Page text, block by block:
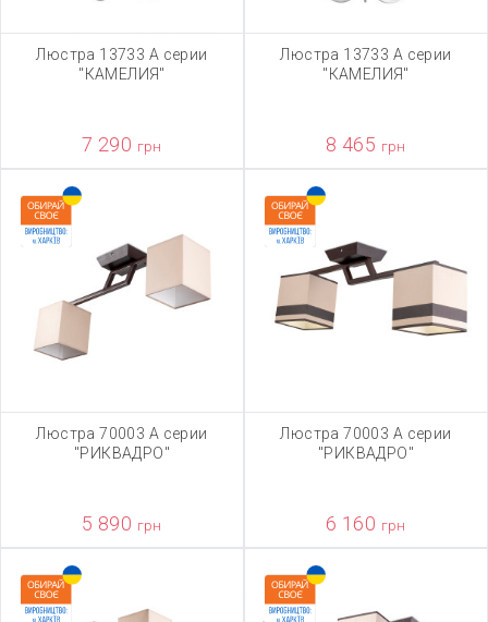
Люстра 13733 А серии
"КАМЕЛИЯ"
7 290 грн
Люстра 13733 А серии
"КАМЕЛИЯ"
8 465 грн
Люстра 70003 А серии
"РИКВАДРО"
5 890 грн
Люстра 70003 А серии
"РИКВАДРО"
6 160 грн